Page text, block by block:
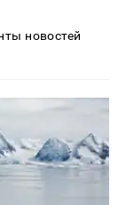
новостей